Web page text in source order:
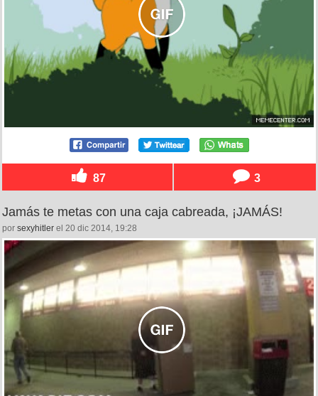
87 3
Jamás te metas con una caja cabreada, ¡JAMÁS!
por sexyhitler el 20 dic 2014, 19:28